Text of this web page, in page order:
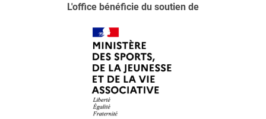
L'office bénéficie du soutien de